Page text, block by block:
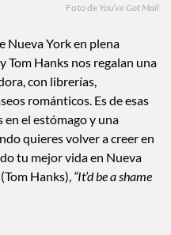
Foto de You’ve Got Mail
Nueva York en plena
Tom Hanks nos regalan una
con librerías,
románticos. Es de esas
en el estómago y una
quieres volver a creer en
tu mejor vida en Nueva
Hanks), “It’d be a shame